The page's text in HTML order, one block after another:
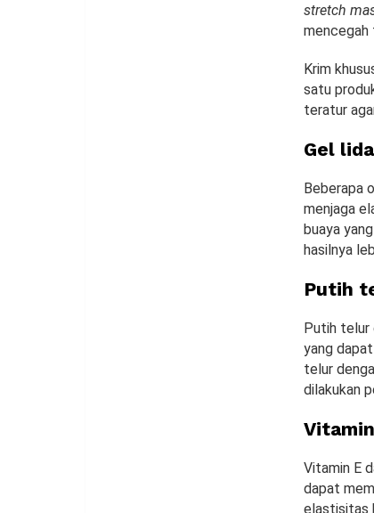
stretch
mencegah
Krim
satu
teratur
Gel
Beberapa
menjaga
buaya
hasilnya
Putih
Putih telur
yang
telur
dilakukan
Vitamin E
dapat
elastisitas